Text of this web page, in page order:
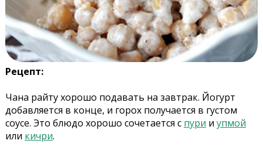
Рецепт:
Чана райту хорошо подавать на завтрак. Йогурт
добавляется в конце, и горох получается в густом
соусе. Это блюдо хорошо сочетается с пури и упмой
или кичри.